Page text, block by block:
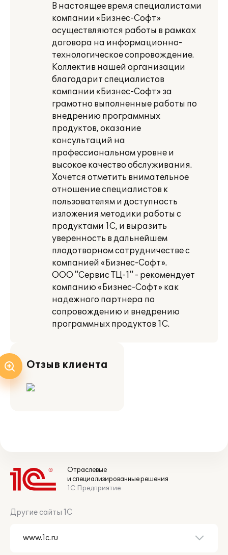
В настоящее время специалистами
компании «Бизнес-Софт»
осуществляются работы в рамках
договора на информационно-
технологическое сопровождение.
Коллектив нашей организации
благодарит специалистов
компании «Бизнес-Софт» за
грамотно выполненные работы по
внедрению программных
продуктов, оказание
консультаций на
профессиональном уровне и
высокое качество обслуживания.
Хочется отметить внимательное
отношение специалистов к
пользователям и доступность
изложения методики работы с
продуктами 1С, и выразить
уверенность в дальнейшем
плодотворном сотрудничестве с
компанией «Бизнес-Софт».
ООО "Сервис ТЦ-1" - рекомендует
компанию «Бизнес-Софт» как
надежного партнера по
сопровождению и внедрению
программных продуктов 1С.
Отзыв клиента
Отраслевые
и специализированные решения
1С:Предприятие
Другие сайты 1С